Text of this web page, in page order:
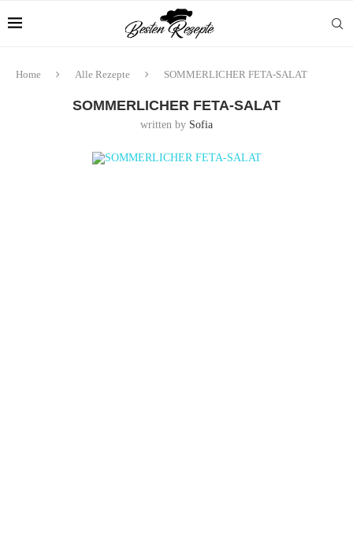
Home Alle Rezepte SOMMERLICHER FETA-SALAT
SOMMERLICHER FETA-SALAT
written by Sofia